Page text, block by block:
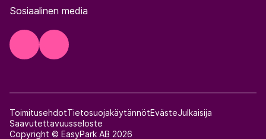
Sosiaalinen media
Copyright © EasyPark AB 2026
ToimitusehdotTietosuojakäytännötEvästeJulkaisija
Saavutettavuusseloste